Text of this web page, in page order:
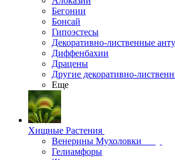
Бегонии
Бонсай
Гипоэстесы
Декоративно-лиственные
Диффенбахии
Драцены
Другие декоративно-
Еще
Хищные Растения
Венерины Мухоловки
Гелиамфоры